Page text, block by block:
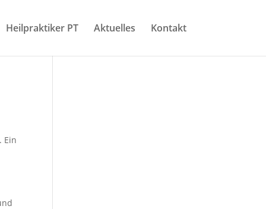
Heilpraktiker PT Aktuelles Kontakt
Ein